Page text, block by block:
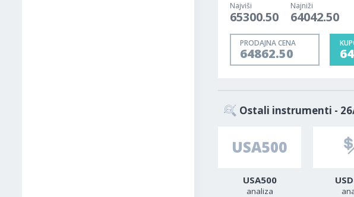
Najviši
65300.50
Najniži
64042.50
PRODAJNA CENA
64862.50
Ostali instrumenti -
USA500
analiza